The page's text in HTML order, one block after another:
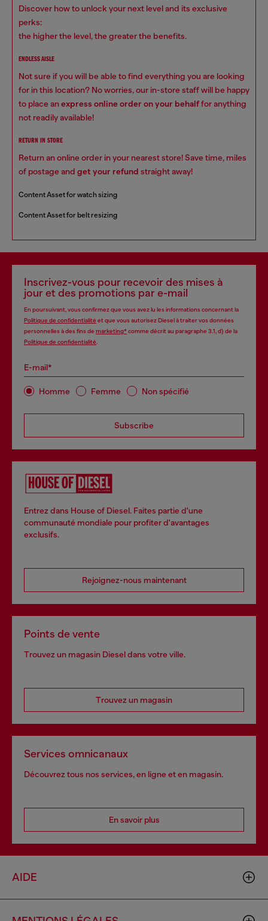
Discover how to unlock your next level and its exclusive
perks:
the higher the level, the greater the benefits.
ENDLESS AISLE
Not sure if you will be able to find everything you are looking
for in this location? No worries, our in-store staff will be happy
to place anexpress online order on your behalffor anything
not readily available!
RETURN IN STORE
Return an online order in your nearest store! Save time, miles
of postage and get your refund straight away!
Content Asset for watch sizing
Content Asset for belt resizing
Inscrivez-vous pour recevoir des mises à
jour et des promotions par e-mail
En poursuivant, vous confirmez que vous avez lu les informations concernant la
Politique de confidentialité et que vous autorisez Diesel à traiter vos données
personnelles à des fins de marketing*comme décrit au paragraphe 3.1, d) de la
Politique de confidentialité
E-mail*
Homme Femme Non spécifié
Subscribe
Entrez dans House of Diesel. Faites partie d'une
communauté mondiale pour profiter d'avantages
exclusifs.
Rejoignez-nous maintenant
Points de vente
Trouvez un magasin Diesel dans votre ville.
Trouvez un magasin
Services omnicanaux
Découvrez tous nos services, en ligne et en magasin.
En savoir plus
AIDE